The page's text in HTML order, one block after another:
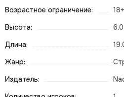
Возрастное ограничение:
18+
Высота:
6.0
Длина:
Жанр:
Издатель: